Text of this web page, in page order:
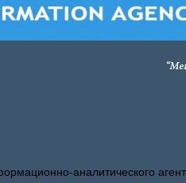
аналитического